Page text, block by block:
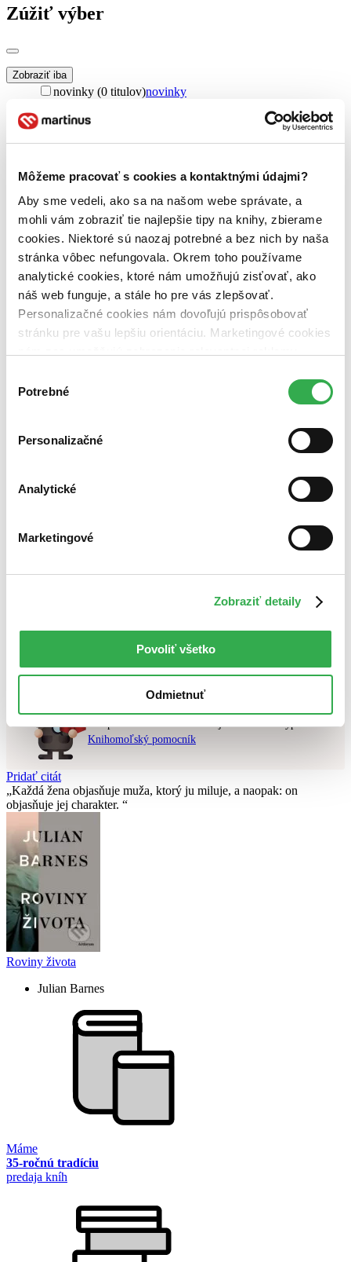
Môžeme pracovať s cookies a kontaktnými údajmi?
Aby sme vedeli, ako sa na našom webe správate, a
mohli vám zobraziť tie najlepšie tipy na knihy, zbierame
cookies. Niektoré sú naozaj potrebné a bez nich by naša
stránka vôbec nefungovala. Okrem toho používame
analytické cookies, ktoré nám umožňujú zisťovať, ako
náš web funguje, a stále ho pre vás zlepšovať.
Personalizačné cookies nám dovoľujú prispôsobovať
stránku pre vašu lepšiu orientáciu. Marketingové cookies
nám pomohlo, keby sme mohli používať všetky tieto
súhlasu
Potrebné
Personalizačné
Analytické
Marketingové
Zobraziť detaily
Povoliť všetko
Odmietnuť
Zúžiť výber
Zobraziť iba
novinky (0 titulov)novinky
pripravujeme (0 titulov)pripravujeme
dostupná (bez vypredaných) (0 titulov)dostupná (bez
vypredaných)
Nové / čítané
nová (0 titulov)nová
čítaná (0 titulov)čítaná
čítaná - výborný stav (0 titulov)
čítaná - výborný stav
čítaná - mierne opotrebovaná (0 titulov)
opotrebovaná
čítané verzie vypredaných kníh (0 titulov)čítané verzie
Bestsellery
Top hodnotené
Najlacnejšie
Skúste prosím zmeniť vyhľadávaný výraz.
Knihomoľský pomocník
Pridať citát
Každá žena objasňuje muža, ktorý ju miluje, a naopak: on
objasňuje jej charakter.
Roviny života
Julian Barnes
Máme
35-ročnú tradíciu
predaja kníh